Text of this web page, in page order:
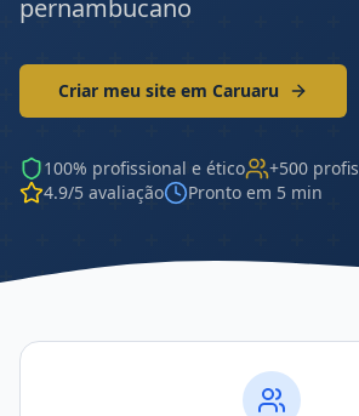
pernambucano
Criar meu site em Caruaru
100% profissional e ético
+500
4.9/5 avaliação
Pronto em 5 min